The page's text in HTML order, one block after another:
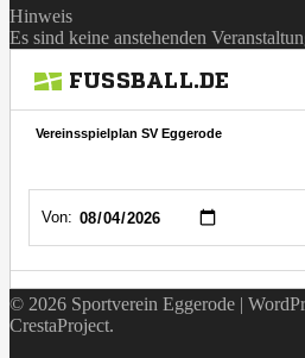
Hinweis
Es sind keine anstehenden
© 2026 Sportverein Eggerode |
CrestaProject.